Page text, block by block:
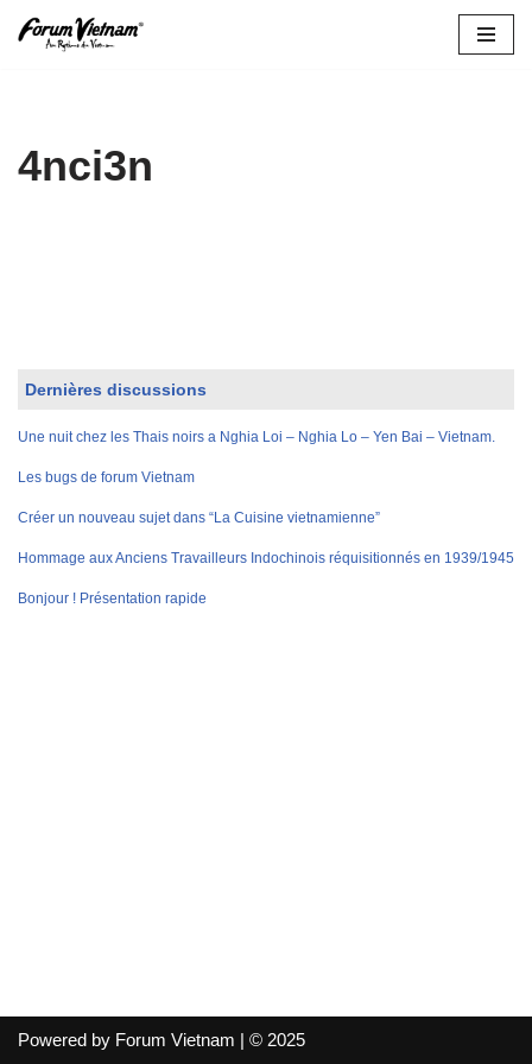
4nci3n
Dernières discussions
Une nuit chez les Thais noirs a Nghia Loi – Nghia Lo – Yen Bai – Vietnam.
Les bugs de forum Vietnam
Créer un nouveau sujet dans “La Cuisine vietnamienne”
Hommage aux Anciens Travailleurs Indochinois réquisitionnés en 1939/1945
Bonjour ! Présentation rapide
Powered by Forum Vietnam | © 2025